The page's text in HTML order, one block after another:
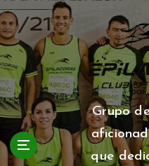
S
a
l
t
a
r
a
l
Grupo
que